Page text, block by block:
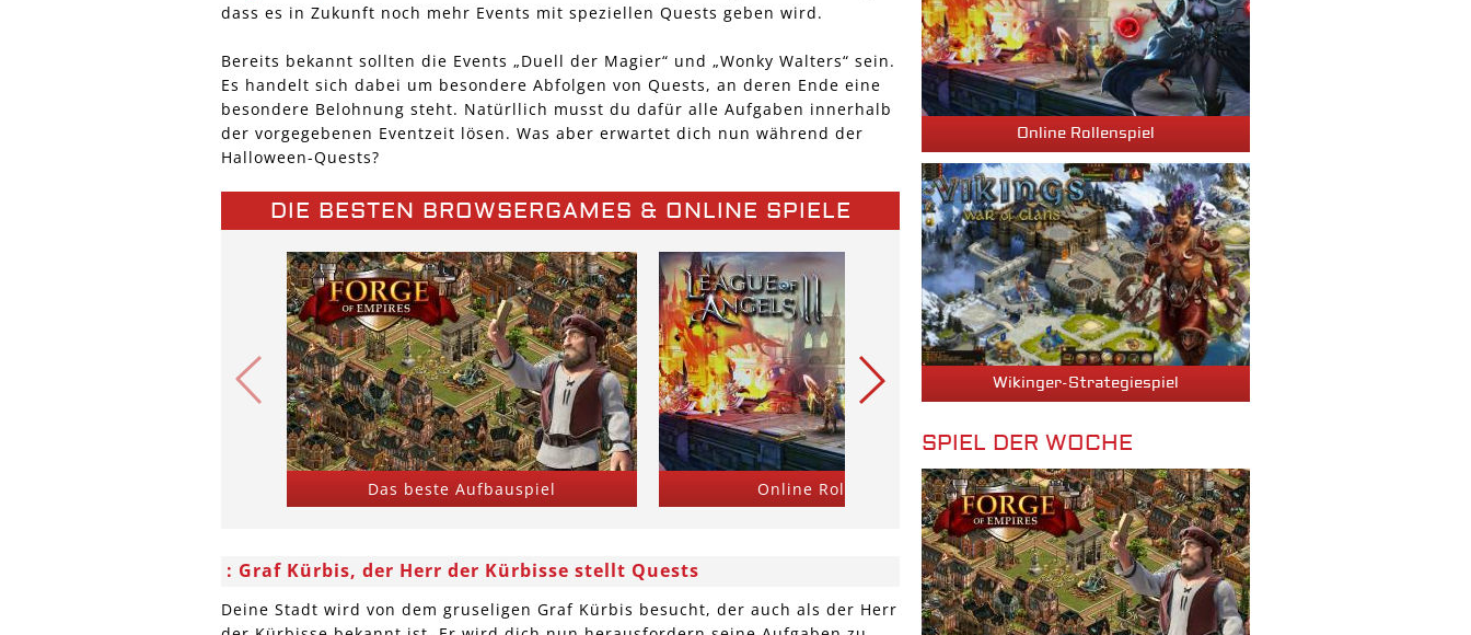
dass es in Zukunft noch mehr Events mit speziellen Quests geben wird.
Bereits bekannt sollten die Events „Duell der Magier“ und „Wonky Walters“ sein.
Es handelt sich dabei um besondere Abfolgen von Quests, an deren Ende eine
besondere Belohnung steht. Natürllich musst du dafür alle Aufgaben innerhalb
der vorgegebenen Eventzeit lösen. Was aber erwartet dich nun während der
Halloween-Quests?
DIE BESTEN BROWSERGAMES & ONLINE SPIELE
Das beste Aufbauspiel Online Rollenspiel Wikinger-Strategiespiel
Graf Kürbis, der Herr der Kürbisse stellt Quests
Deine Stadt wird von dem gruseligen Graf Kürbis besucht, der auch als der Herr
Online Rollenspiel
Wikinger-Strategiespiel
SPIEL DER WOCHE